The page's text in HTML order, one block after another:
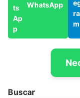
WhatsApp
Buscar